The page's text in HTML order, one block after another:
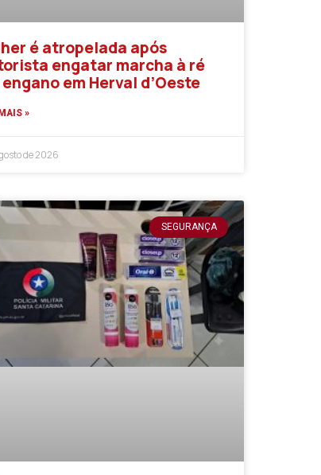
é atropelada após
engatar marcha à ré
em Herval d’Oeste
»
de 2026
SEGURANÇA